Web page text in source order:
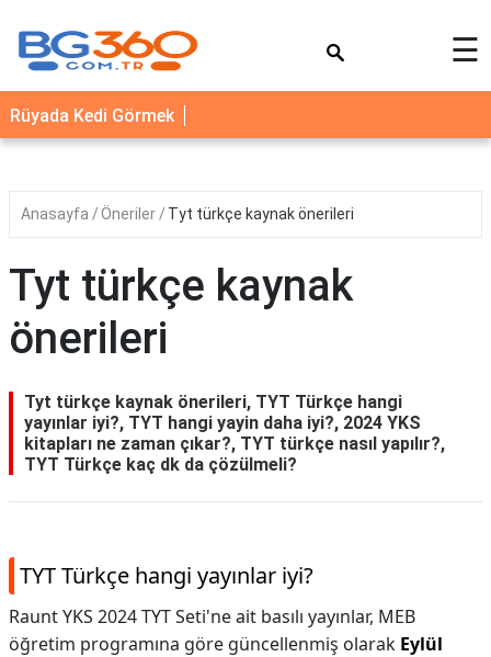
YEMEK
TARİFLERİ
SAĞLIK
İLETİŞİM
☰
Rüyada Kedi Görmek
Anasayfa Öneriler Tyt türkçe kaynak önerileri
Tyt türkçe kaynak
önerileri
Tyt türkçe kaynak önerileri, TYT Türkçe hangi
yayınlar iyi?, TYT hangi yayin daha iyi?, 2024 YKS
kitapları ne zaman çıkar?, TYT türkçe nasıl yapılır?,
TYT Türkçe kaç dk da çözülmeli?
TYT Türkçe hangi yayınlar iyi?
Raunt YKS 2024 TYT Seti'ne ait basılı yayınlar, MEB
öğretim programına göre güncellenmiş olarak Eylül